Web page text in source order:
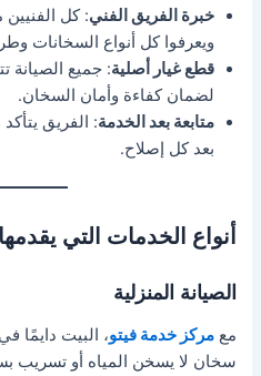
خبرة الفريق الفني: كل
ويعرفوا كل أنواع السخانات
قطع غيار أصلية: جميع الصيانة
لضمان كفاءة وأمان السخان.
متابعة بعد الخدمة: الفريق
بعد كل إصلاح.
أنواع الخدمات التي
الصيانة المنزلية
معمركز خدمة فيتو، البيت
سخان لا يسخن المياه أو تسريب